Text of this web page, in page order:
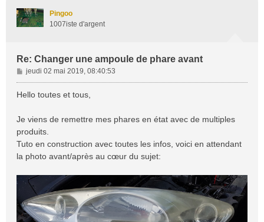
Pingoo
1007iste d'argent
Re: Changer une ampoule de phare avant
M
e
s
g
e
jeudi 02 mai 2019, 08:40:53
Hello toutes et tous,
Je viens de remettre mes phares en état avec de multiples
produits.
Tuto en construction avec toutes les infos, voici en attendant
la photo avant/après au cœur du sujet: